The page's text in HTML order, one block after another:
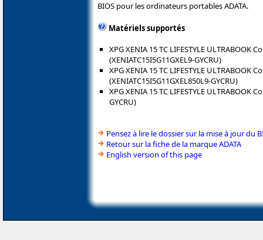
BIOS pour les ordinateurs portables ADATA.
Matériels supportés
XPG XENIA 15 TC LIFESTYLE ULTRABOOK
(XENIATC15I5G11GXEL9-GYCRU)
XPG XENIA 15 TC LIFESTYLE ULTRABOOK
(XENIATC15I5G11GXEL850L9-GYCRU)
XPG XENIA 15 TC LIFESTYLE ULTRABOOK
GYCRU)
Pensez à lire le dossier sur la mise à jour du
Retour sur la fiche de la marque ADATA
English version of this page